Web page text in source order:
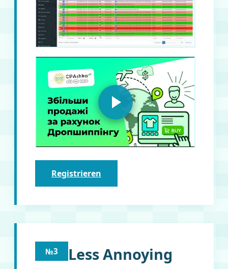
Registrieren
№3
Less Annoying